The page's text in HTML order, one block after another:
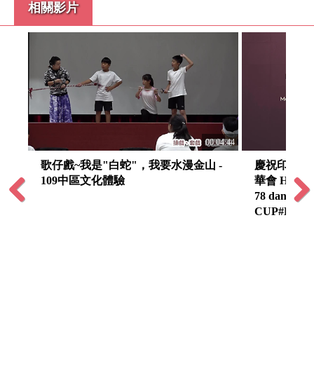
相關影片
00:04:44
歌仔戲~我是"白蛇"，我要水漫金山 -
109中區文化體驗
慶祝印尼獨
華會 Hari
78
CUP#Ke-2